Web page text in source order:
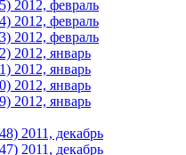
2012, февраль
2012, февраль
2012, февраль
2012, январь
2012, январь
2012, январь
2012, январь
2011, декабрь
2011, декабрь